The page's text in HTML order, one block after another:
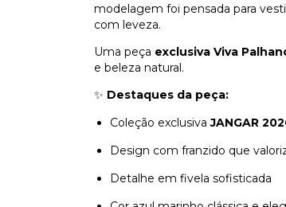
modelagem foi pensada para
com leveza.
Uma peça exclusiva Viva
e beleza natural.
✨ Destaques da peça:
Coleção exclusivaJANGAR
Design com franzido que
Detalhe em fivela sofisticada